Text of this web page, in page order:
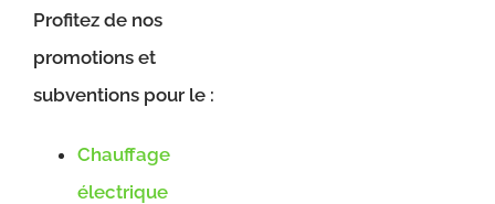
Profitez de nos
promotions et
subventions pour le :
Chauffage
électrique